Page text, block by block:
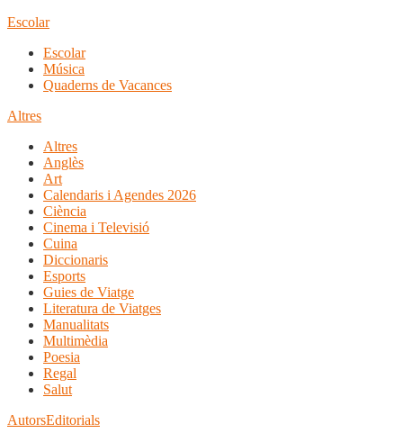
Escolar
Escolar
Música
Quaderns de Vacances
Altres
Altres
Anglès
Art
Calendaris i Agendes 2026
Ciència
Cinema i Televisió
Cuina
Diccionaris
Esports
Guies de Viatge
Literatura de Viatges
Manualitats
Multimèdia
Poesia
Regal
Salut
AutorsEditorials